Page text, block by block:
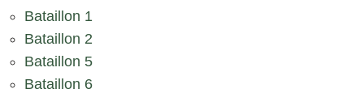
Bataillon 1
Bataillon 2
Bataillon 5
Bataillon 6